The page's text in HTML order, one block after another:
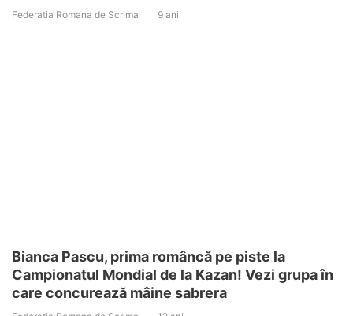
Federatia Romana de Scrima 9 ani
Bianca Pascu, prima româncă pe piste la
Campionatul Mondial de la Kazan! Vezi grupa în
care concurează mâine sabrera